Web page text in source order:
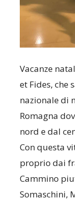
Vacanze
et Fides,
nazionale di
Romagna
nord e dal
Con questa
proprio dai
Cammino
Somaschini,